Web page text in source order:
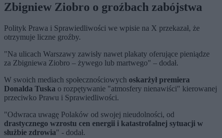
Zbigniew Ziobro o groźbach zabójstwa
Polityk Prawa i Sprawiedliwości we wpisie na X przekazał, że
otrzymuje liczne groźby.
"Na ulicach Warszawy zawisły nawet plakaty oferujące pieniądze
za Zbigniewa Ziobro – żywego lub martwego" – dodał.
W swoich mediach społecznościowych oskarżył premiera
Donalda Tuska o rozpętywanie "atmosfery nienawiści" kierowanej
przeciwko Prawu i Sprawiedliwości.
"Odwraca uwagę Polaków od swojej nieudolności, od
drastycznego wzrostu cen energii i katastrofalnej sytuacji w
służbie zdrowia" - dodał.